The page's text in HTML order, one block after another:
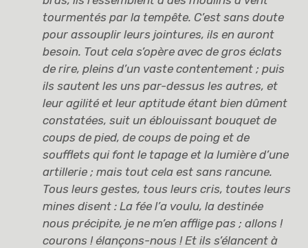
tourmentés par la tempête. C’est sans doute
pour assouplir leurs jointures, ils en auront
besoin. Tout cela s’opère avec de gros éclats
de rire, pleins d’un vaste contentement ; puis
ils sautent les uns par-dessus les autres, et
leur agilité et leur aptitude étant bien dûment
constatées, suit un éblouissant bouquet de
coups de pied, de coups de poing et de
soufflets qui font le tapage et la lumière d’une
artillerie ; mais tout cela est sans rancune.
Tous leurs gestes, tous leurs cris, toutes leurs
mines disent : La fée l’a voulu, la destinée
nous précipite, je ne m’en afflige pas ; allons !
courons !élançons-nous ! Et ils s’élancent à